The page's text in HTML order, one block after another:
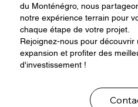
du Monténégro, nous
notre expérience terrain pour
chaque étape de votre projet.
Rejoignez-nous pour
expansion et profiter des
d'investissement !